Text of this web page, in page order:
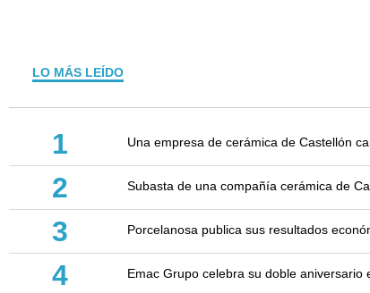
LO MÁS LEÍDO
1 Una empresa de cerámica de Castellón
2 Subasta de una compañía cerámica de
3 Porcelanosa publica sus resultados
4 Emac Grupo celebra su doble aniversario